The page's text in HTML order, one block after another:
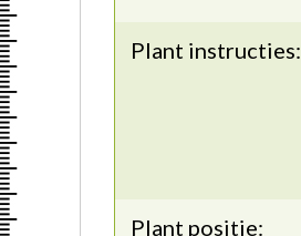
Plant instructies:
Plant positie: